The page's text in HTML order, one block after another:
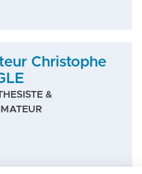
Christophe
&